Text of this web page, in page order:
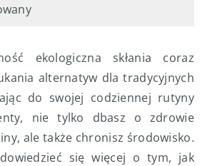
ekologiczna skłania coraz
alternatyw dla tradycyjnych
do swojej codziennej rutyny
nie tylko dbasz o zdrowie
ale także chronisz środowisko.
się więcej o tym, jak